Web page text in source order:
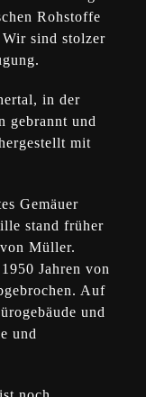
Rohstoffe
sind stolzer
in der
gebrannt und
mit
Gemäuer
stand früher
Müller.
Jahren von
Auf
und
und